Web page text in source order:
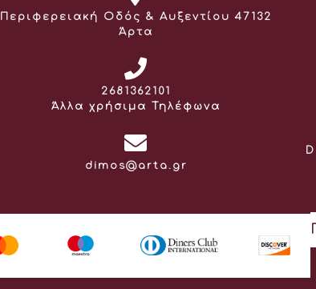
Διεύθυνση:
Περιφερειακή Οδός & Αυξεντίου 47132
Άρτα
Τηλέφωνο:
2681362101
Άλλα χρήσιμα Τηλέφωνα
Email:
dimos@arta.gr